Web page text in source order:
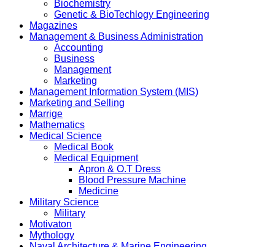
Biochemistry
Genetic & BioTechlogy Engineering
Magazines
Management & Business Administration
Accounting
Business
Management
Marketing
Management Information System (MIS)
Marketing and Selling
Marrige
Mathematics
Medical Science
Medical Book
Medical Equipment
Apron & O.T Dress
Blood Pressure Machine
Medicine
Military Science
Military
Motivaton
Mythology